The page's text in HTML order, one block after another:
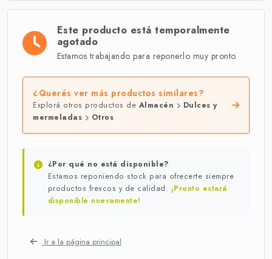
Este producto está temporalmente
agotado
Estamos trabajando para reponerlo muy pronto.
¿Querés ver más productos similares?
Explorá otros productos de Almacén
Dulces y
mermeladas
Otros
¿Por qué no está disponible?
Estamos reponiendo stock para ofrecerte siempre
productos frescos y de calidad. ¡Pronto estará
disponible nuevamente!
Ir a la página principal